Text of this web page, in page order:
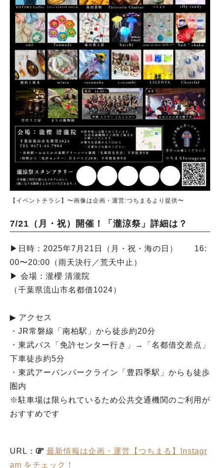
【イベントチラシ】〜画像は企画・運営:つちまるより提供〜
7/21（月・祝）開催！「瀧涼祭」詳細は？
▶︎日時：2025年7月21日（月・祝・海の日） 16:
00〜20:00（雨天決行／荒天中止）
▶︎ 会場：瀧櫻 清瀧院
（千葉県流山市名都借1024）
▶︎ アクセス
・JR常磐線「南柏駅」から徒歩約20分
・東武バス「免許センター行き」→「名都借交差点」
下車徒歩約5分
・東武アーバンパークライン「豊四季駅」からも徒歩
圏内
※駐車場は限られているため公共交通機関のご利用が
おすすめです
URL：
最新情報は企画・運営【つちまる】Instagr
am をチェック！